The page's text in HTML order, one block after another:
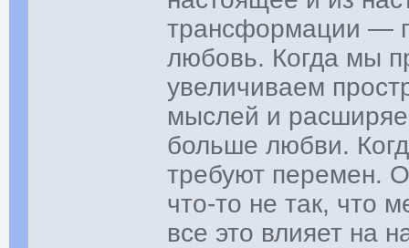
трансформации —
любовь. Когда мы
увеличиваем
мыслей и
больше любви.
требуют перемен.
что-то не так, что
все это влияет на